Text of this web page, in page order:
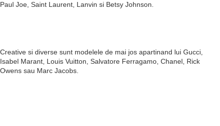
Paul Joe, Saint Laurent, Lanvin si Betsy Johnson.
Creative si diverse sunt modelele de mai jos apartinand lui Gucci,
Isabel Marant, Louis Vuitton, Salvatore Ferragamo, Chanel, Rick
Owens sau Marc Jacobs.